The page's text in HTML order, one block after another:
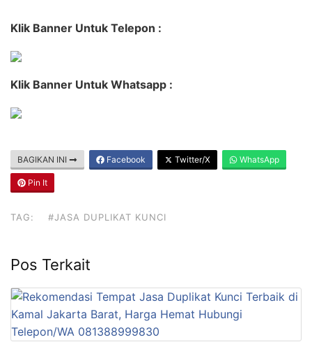
Klik Banner Untuk Telepon :
Klik Banner Untuk Whatsapp :
BAGIKAN INI Facebook Twitter/X WhatsApp
Pin It
TAG: #JASA DUPLIKAT KUNCI
Pos Terkait